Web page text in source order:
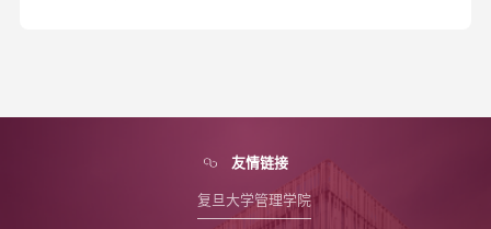
友情链接
复旦大学管理学院